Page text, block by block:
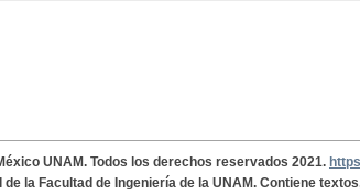
UNAM. Todos los derechos reservados 2021.
la Facultad de Ingeniería de la UNAM. Contiene